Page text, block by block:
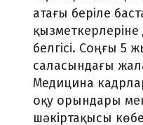
атағы беріле
белгісі. Соңғы 5
саласындағы
Медицина
оқу орындары
шәкіртақысы